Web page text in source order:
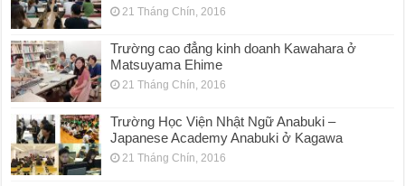
21 Tháng Chín, 2016
Trường cao đẳng kinh doanh Kawahara ở
Matsuyama Ehime
21 Tháng Chín, 2016
Trường Học Viện Nhật Ngữ Anabuki –
Japanese Academy Anabuki ở Kagawa
21 Tháng Chín, 2016